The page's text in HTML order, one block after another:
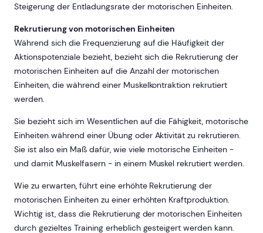
Steigerung der Entladungsrate der motorischen Einheiten.
Rekrutierung von motorischen Einheiten
Während sich die Frequenzierung auf die Häufigkeit der
Aktionspotenziale bezieht, bezieht sich die Rekrutierung der
motorischen Einheiten auf die Anzahl der motorischen
Einheiten, die während einer Muskelkontraktion rekrutiert
werden.
Sie bezieht sich im Wesentlichen auf die Fähigkeit, motorische
Einheiten während einer Übung oder Aktivität zu rekrutieren.
Sie ist also ein Maß dafür, wie viele motorische Einheiten -
und damit Muskelfasern - in einem Muskel rekrutiert werden.
Wie zu erwarten, führt eine erhöhte Rekrutierung der
motorischen Einheiten zu einer erhöhten Kraftproduktion.
Wichtig ist, dass die Rekrutierung der motorischen Einheiten
durch gezieltes Training erheblich gesteigert werden kann.